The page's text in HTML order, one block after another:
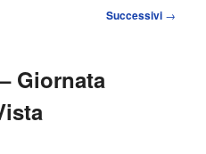
Successivi →
Giornata